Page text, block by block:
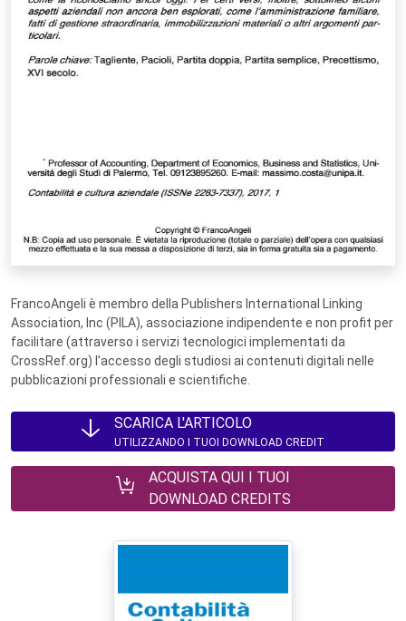
FrancoAngeli è membro della Publishers International Linking
Association, Inc (PILA), associazione indipendente e non profit per
facilitare (attraverso i servizi tecnologici implementati da
CrossRef.org) l’accesso degli studiosi ai contenuti digitali nelle
pubblicazioni professionali e scientifiche.
SCARICA L'ARTICOLO
UTILIZZANDO I TUOI DOWNLOAD CREDIT
ACQUISTA QUI I TUOI
DOWNLOAD CREDITS